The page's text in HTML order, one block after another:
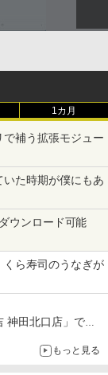
1カ月
補う拡張モジュー
た時期が僕にもあ
ウンロード可能
くら寿司のうなぎが
神田北口店」で
からではないもっと見る